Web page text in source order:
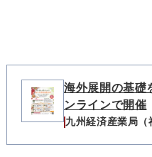
海外展開の基礎
ンラインで開催
九州経済産業局（